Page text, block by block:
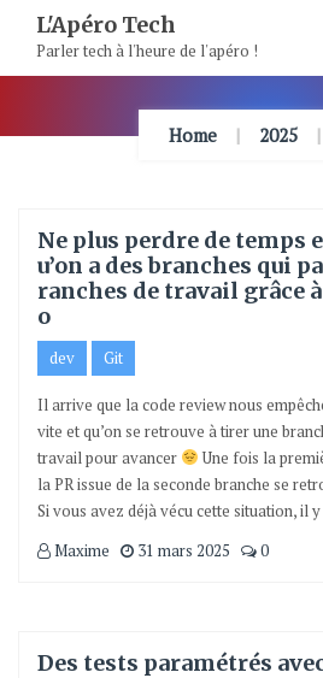
Content
L'Apéro Tech
Parler tech à l'heure de l'apéro !
Home 2025
Ne plus perdre de temps
u’on a des branches qui
ranches de travail grâce
o
dev Git
Il arrive que la code review nous
vite et qu’on se retrouve à tirer une
travail pour avancer
Une fois la
la PR issue de la seconde branche se
Si vous avez déjà vécu cette situation, il
Maxime
31 mars 2025 0
Des tests paramétrés